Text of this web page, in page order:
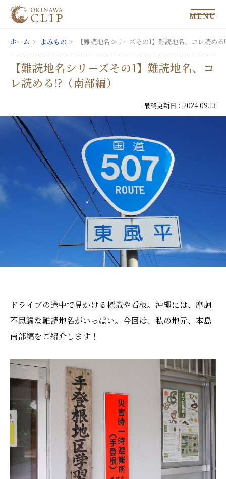
MENU
ホーム よみもの 【難読地名シリーズその1】難読地名、コレ読め
【難読地名シリーズその1】難読地名、コ
レ読める!?（南部編）
最終更新日：2024.09.13
ドライブの途中で見かける標識や看板。沖繩には、摩訶
不思議な難読地名がいっぱい。今回は、私の地元、本島
南部編をご紹介します！